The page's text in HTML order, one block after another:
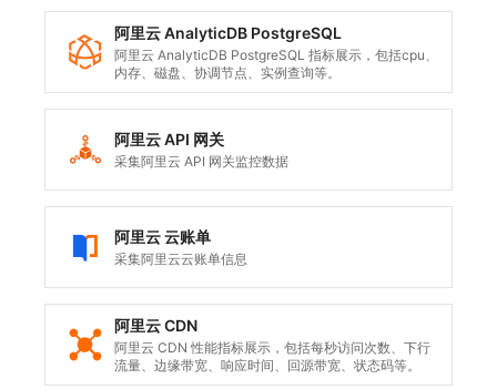
阿里云 AnalyticDB PostgreSQL
阿里云 AnalyticDB PostgreSQL 指标展示，包括cpu、
内存、磁盘、协调节点、实例查询等。
阿里云 API 网关
采集阿里云 API 网关监控数据
阿里云 云账单
采集阿里云云账单信息
阿里云 CDN
阿里云 CDN 性能指标展示，包括每秒访问次数、下行
流量、边缘带宽、响应时间、回源带宽、状态码等。